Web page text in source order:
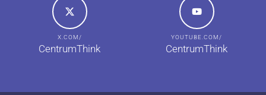
X.COM/
CentrumThink
YOUTUBE.COM/
CentrumThink